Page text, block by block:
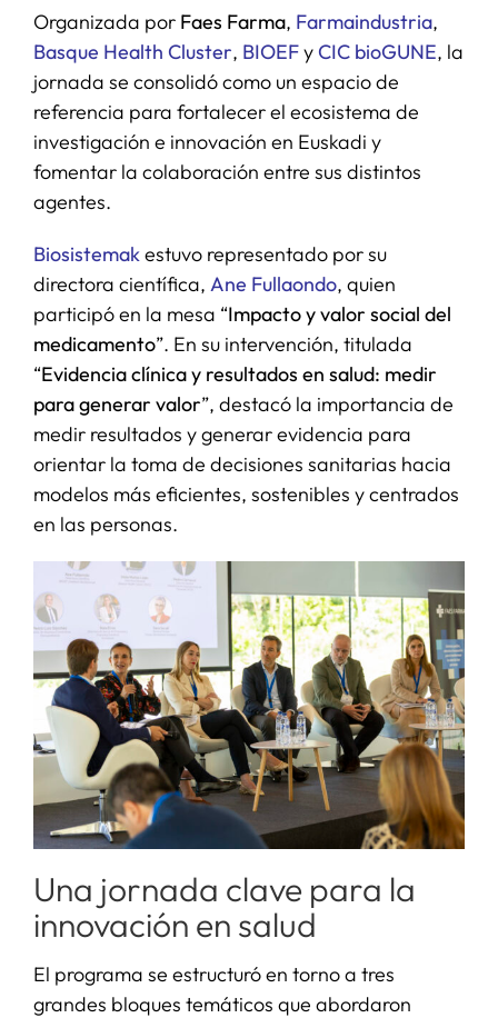
Organizada por Faes Farma, Farmaindustria,
Basque Health Cluster, BIOEFyCIC bioGUNE, la
jornada se consolidó como un espacio de
referencia para fortalecer el ecosistema de
investigación e innovación en Euskadi y
fomentar la colaboración entre sus distintos
agentes.
Biosistemakestuvo representado por su
directora científica, Ane Fullaondo, quien
participó en la mesa “Impacto y valor social del
medicamento”. En su intervención, titulada
“Evidencia clínica y resultados en salud: medir
para generar valor”, destacó la importancia de
medir resultados y generar evidencia para
orientar la toma de decisiones sanitarias hacia
modelos más eficientes, sostenibles y centrados
en las personas.
Una jornada clave para la
innovación en salud
El programa se estructuró en torno a tres
grandes bloques temáticos que abordaron